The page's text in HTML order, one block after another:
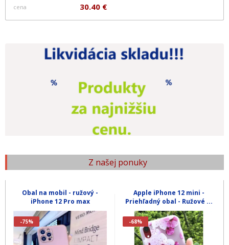
Z našej ponuky
Obal na mobil - ružový -
iPhone 12 Pro max
-75%
Apple iPhone 12 mini -
Priehľadný obal - Ružové ...
-68%
cena 30.40 €